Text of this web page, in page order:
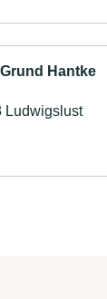
Hantke
Ludwigslust